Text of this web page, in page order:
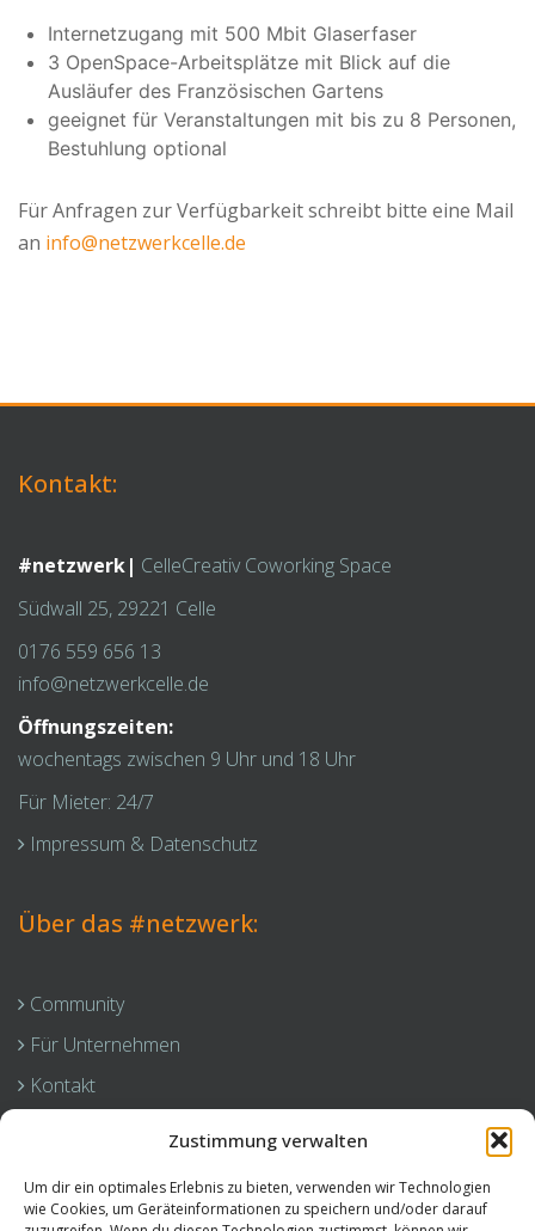
Zustimmung verwalten
Um dir ein optimales Erlebnis zu bieten, verwenden wir Technologien
wie Cookies, um Geräteinformationen zu speichern und/oder darauf
Internetzugang mit 500 Mbit Glaserfaser
3 OpenSpace-Arbeitsplätze mit Blick auf die
Ausläufer des Französischen Gartens
geeignet für Veranstaltungen mit bis zu 8 Personen,
Bestuhlung optional
Für Anfragen zur Verfügbarkeit schreibt bitte eine Mail
an info@netzwerkcelle.de
Kontakt:
#netzwerk| CelleCreativ Coworking Space
Südwall 25, 29221 Celle
0176 559 656 13
info@netzwerkcelle.de
Öffnungszeiten:
wochentags zwischen 9 Uhr und 18 Uhr
Für Mieter: 24/7
Impressum & Datenschutz
Über das #netzwerk:
Community
Für Unternehmen
Kontakt
Standorte: